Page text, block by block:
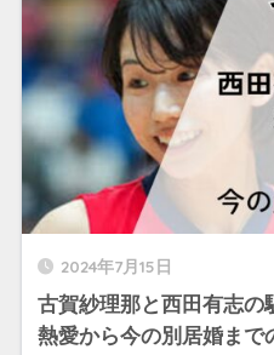
2024年7月15日
古賀紗理那と西田有志の
熱愛から今の別居婚まで